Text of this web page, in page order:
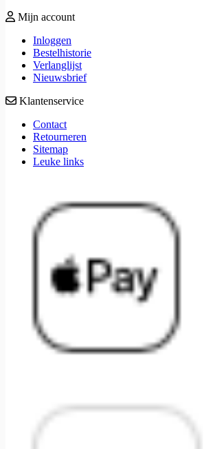
Mijn account
Inloggen
Bestelhistorie
Verlanglijst
Nieuwsbrief
Klantenservice
Contact
Retourneren
Sitemap
Leuke links